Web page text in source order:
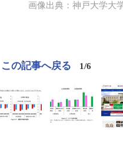
画像出典：神戸大学大
この記事へ戻る 1/6